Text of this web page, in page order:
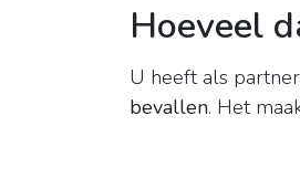
Hoeveel
U heeft als
bevallen. Het